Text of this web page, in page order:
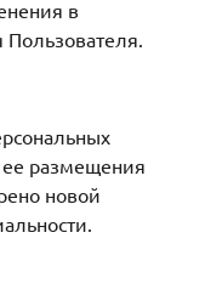
в
ее размещения
новой